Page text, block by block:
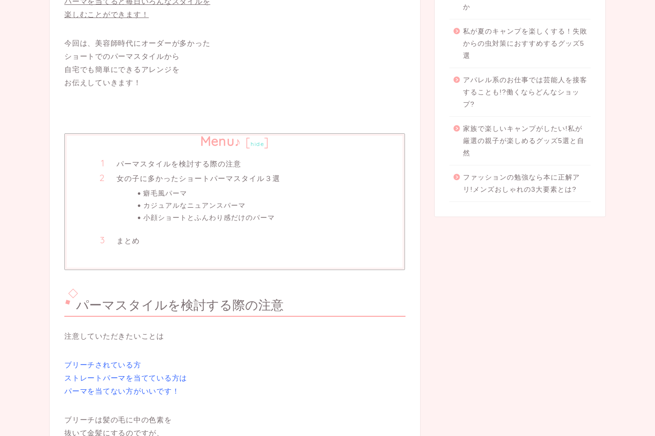
楽しむことができます！
今回は、美容師時代にオーダーが多かった
ショートでのパーマスタイルから
自宅でも簡単にできるアレンジを
お伝えしていきます！
Menu♪ [hide]
パーマスタイルを検討する際の注意
女の子に多かったショートパーマスタイル３選
癖毛風パーマ
カジュアルなニュアンスパーマ
小顔ショートとふんわり感だけのパーマ
まとめ
パーマスタイルを検討する際の注意
注意していただきたいことは
ブリーチされている方
ストレートパーマを当てている方は
パーマを当てない方がいいです！
ブリーチは髪の毛に中の色素を
抜いて金髪にするのですが、
か
私が夏のキャンプを楽しくする！失敗
からの虫対策におすすめするグッズ5
選
アパレル系のお仕事では芸能人を接客
することも!?働くならどんなショッ
プ?
家族で楽しいキャンプがしたい!私が
厳選の親子が楽しめるグッズ5選と自
然
ファッションの勉強なら本に正解ア
リ!メンズおしゃれの3大要素とは?